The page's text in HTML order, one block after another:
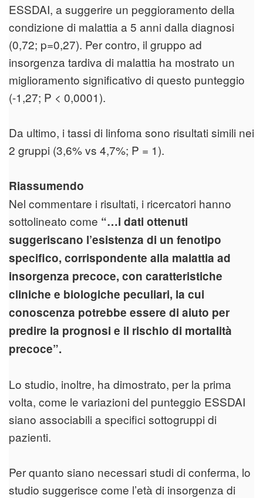
ESSDAI, a suggerire un peggioramento della
condizione di malattia a 5 anni dalla diagnosi
(0,72; p=0,27). Per contro, il gruppo ad
insorgenza tardiva di malattia ha mostrato un
miglioramento significativo di questo punteggio
(-1,27; P < 0,0001).
Da ultimo, i tassi di linfoma sono risultati simili nei
2 gruppi (3,6% vs 4,7%; P = 1).
Riassumendo
Nel commentare i risultati, i ricercatori hanno
sottolineato come “…i dati ottenuti
suggeriscano l’esistenza di un fenotipo
specifico, corrispondente alla malattia ad
insorgenza precoce, con caratteristiche
cliniche e biologiche peculiari, la cui
conoscenza potrebbe essere di aiuto per
predire la prognosi e il rischio di mortalità
precoce”.
Lo studio, inoltre, ha dimostrato, per la prima
volta, come le variazioni del punteggio ESSDAI
siano associabili a specifici sottogruppi di
pazienti.
Per quanto siano necessari studi di conferma, lo
studio suggerisce come l’età di insorgenza di